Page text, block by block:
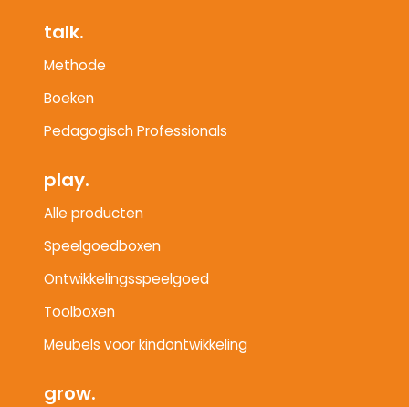
talk.
Methode
Boeken
Pedagogisch Professionals
play.
Alle producten
Speelgoedboxen
Ontwikkelingsspeelgoed
Toolboxen
Meubels voor kindontwikkeling
grow.